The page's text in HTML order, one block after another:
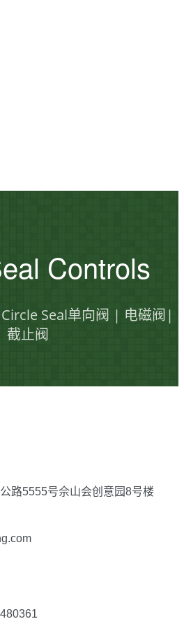
Controls
Seal单向阀 | 电磁阀|
截止阀
路5555号佘山会创意园8号楼